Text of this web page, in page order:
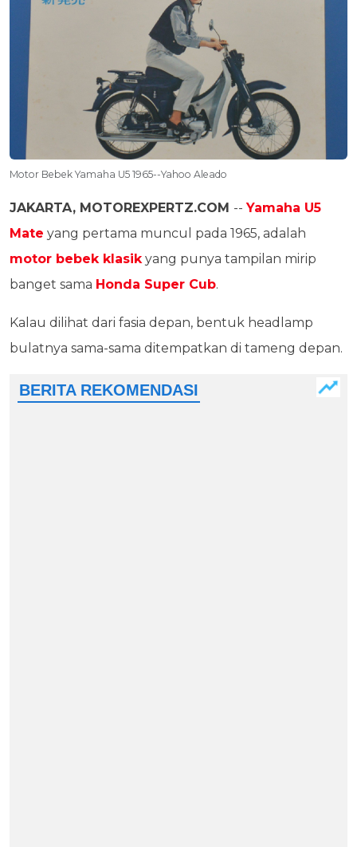
Motor Bebek Yamaha U5 1965--Yahoo Aleado
JAKARTA, MOTOREXPERTZ.COM --Yamaha U5
Mate yang pertama muncul pada 1965, adalah
motor bebek klasik yang punya tampilan mirip
banget sama Honda Super Cub.
Kalau dilihat dari fasia depan, bentuk headlamp
bulatnya sama-sama ditempatkan di tameng depan.